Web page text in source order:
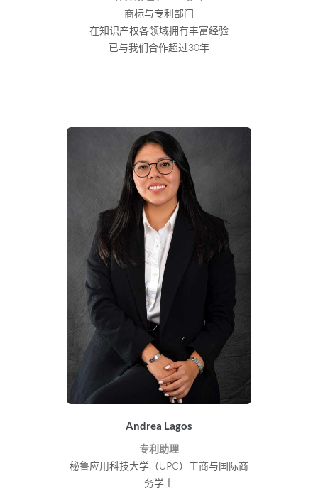
商标与专利部门
在知识产权各领域拥有丰富经验
已与我们合作超过30年
Andrea Lagos
专利助理
秘鲁应用科技大学（UPC）工商与国际商
务学士